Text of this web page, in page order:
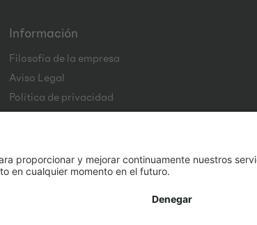
Información
Filosofía de la empresa
Aviso Legal
Política de privacidad
CGC
* Por defecto, todos los precios se muestran sin IVA.